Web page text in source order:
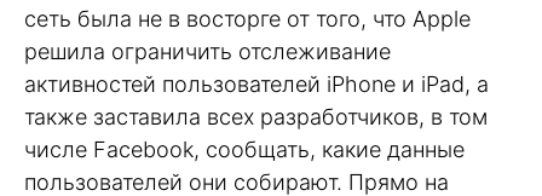
сеть была не в восторге от того, что Apple
решила ограничить отслеживание
активностей пользователей iPhone и iPad, а
также заставила всех разработчиков, в том
числе Facebook, сообщать, какие данные
пользователей они собирают. Прямо на